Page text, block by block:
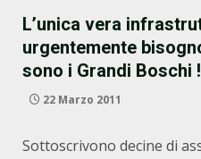
L’unica vera
urgentemente
sono i Grandi Boschi
22 Marzo 2011
Sottoscrivono decine di